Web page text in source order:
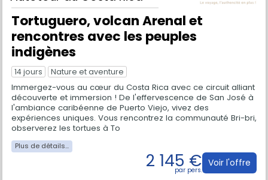
Tortuguero, volcan Arenal et
rencontres avec les peuples
indigènes
14 jours Nature et aventure
Immergez-vous au cœur du Costa Rica avec ce circuit alliant
découverte et immersion ! De l'effervescence de San José à
l'ambiance caribéenne de Puerto Viejo, vivez des
expériences uniques. Vous rencontrez la communauté Bri-bri,
observerez les tortues à To
2 145 € Voir l'offre